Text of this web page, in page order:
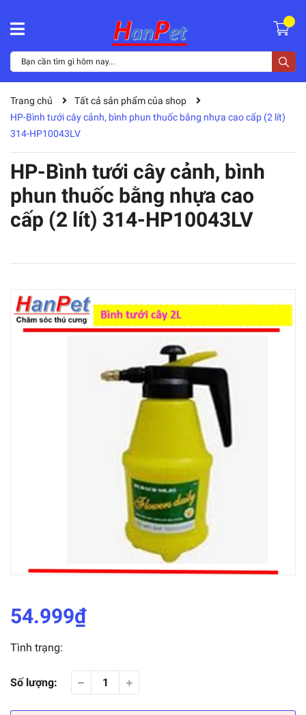
Trang chủ
Tất cả sản phẩm của shop
HP-Bình tưới cây cảnh, bình phun thuốc bằng nhựa cao cấp (2 lít)
314-HP10043LV
HP-Bình tưới cây cảnh, bình
phun thuốc bằng nhựa cao
cấp (2 lít) 314-HP10043LV
54.999₫
Tình trạng:
Số lượng: